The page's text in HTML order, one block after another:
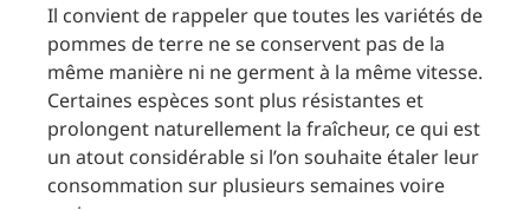
Il convient de rappeler que toutes les variétés de
pommes de terre ne se conservent pas de la
même manière ni ne germent à la même vitesse.
Certaines espèces sont plus résistantes et
prolongent naturellement la fraîcheur, ce qui est
un atout considérable si l’on souhaite étaler leur
consommation sur plusieurs semaines voire